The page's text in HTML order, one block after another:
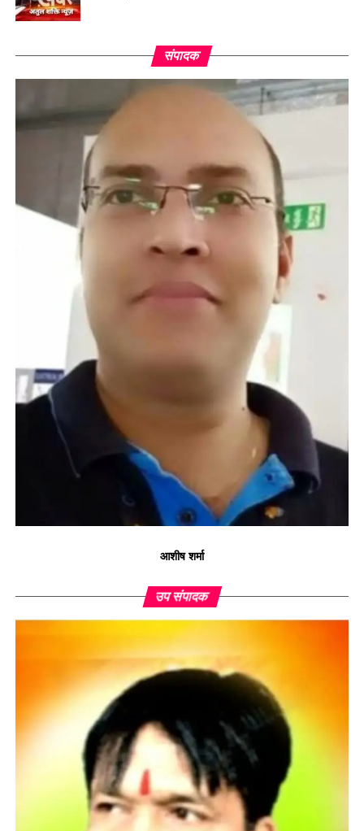
संपादक
आशीष शर्मा
उप संपादक